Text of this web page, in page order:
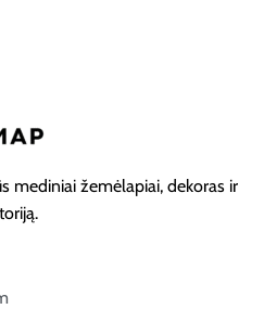
mediniai žemėlapiai, dekoras ir